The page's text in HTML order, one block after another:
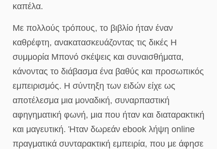
καπέλα.
Με πολλούς τρόπους, το βιβλίο ήταν έναν
καθρέφτη, ανακατασκευάζοντας τις δικές Η
συμμορία Μπονό σκέψεις και συναισθήματα,
κάνοντας το διάβασμα ένα βαθύς και προσωπικός
εμπειρισμός. Η σύντηξη των ειδών είχε ως
αποτέλεσμα μια μοναδική, συναρπαστική
αφηγηματική φωνή, μια που ήταν και διαταρακτική
και μαγευτική. Ήταν δωρεάν ebook λήψη online
πραγματικά συνταρακτική εμπειρία, που με άφησε